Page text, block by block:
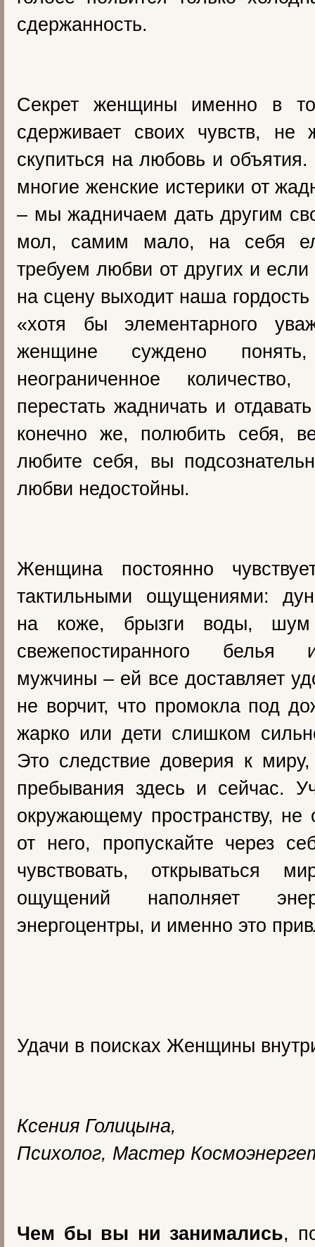
сдержанность.
Секрет женщины именно в
сдерживает своих чувств, не
скупиться на любовь и
многие женские истерики от
– мы жадничаем дать другим
мол, самим мало, на себя
требуем любви от других и
на сцену выходит наша гордость
«хотя бы элементарного
женщине суждено
неограниченное
перестать жадничать и
конечно же, полюбить себя,
любите себя, вы
любви недостойны.
Женщина постоянно
тактильными ощущениями:
на коже, брызги воды,
свежепостиранного белья
мужчины – ей все доставляет
не ворчит, что промокла под
жарко или дети слишком
Это следствие доверия к
пребывания здесь и сейчас.
окружающему пространству, не
от него, пропускайте через
чувствовать, открываться
ощущений наполняет
энергоцентры, и именно это
Удачи в поисках Женщины
Ксения Голицына,
Психолог, Мастер
Чем бы вы ни занимались,